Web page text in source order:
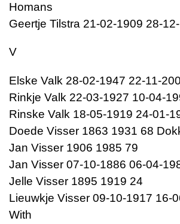
Homans
Geertje Tilstra 21-02-1909 28-
V
Elske Valk 28-02-1947 22-11-
Rinkje Valk 22-03-1927 10-04-
Rinske Valk 18-05-1919 24-01-
Doede Visser 1863 1931 68
Jan Visser 1906 1985 79
Jan Visser 07-10-1886 06-04-
Jelle Visser 1895 1919 24
Lieuwkje Visser 09-10-1917 16-
With